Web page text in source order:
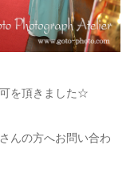
を頂きました☆
んの方へお問い合わ